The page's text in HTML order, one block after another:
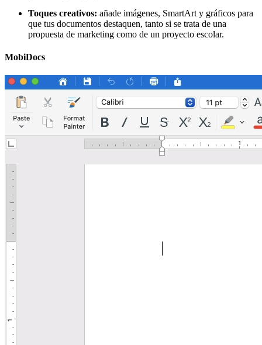
Toques creativos: añade imágenes, SmartArt y gráficos para
que tus documentos destaquen, tanto si se trata de una
propuesta de marketing como de un proyecto escolar.
MobiDocs